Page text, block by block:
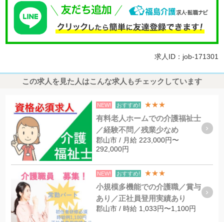
求人ID：job-171301
この求人を見た人はこんな求人もチェックしています
NEW! おすすめ! ★★★
有料老人ホームでの介護福祉士
／経験不問／残業少なめ
郡山市 / 月給 223,000円〜
292,000円
NEW! おすすめ! ★★★
小規模多機能での介護職／賞与
あり／正社員登用実績あり
郡山市 / 時給 1,033円〜1,100円